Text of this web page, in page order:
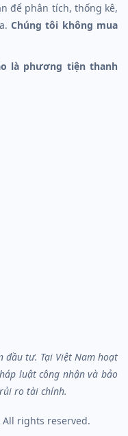
để phân tích, thống kê,
Chúng tôi không mua
là phương tiện thanh
đầu tư. Tại Việt Nam hoạt
luật công nhận và bảo
ro tài chính.
All rights reserved.